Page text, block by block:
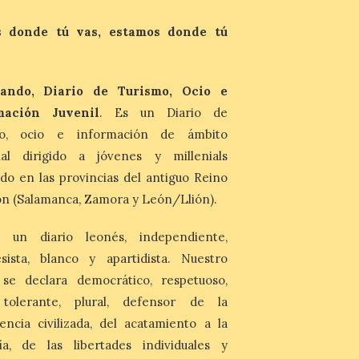
cumplido o cumplan 18
https://bonoculturajoven.gob.es/ hasta el
31 de octubre. Desde este año, los 400
euros del Bono pueden utilizarse tanto
para consumir productos culturales como
[…]
donde tú vas, estamos donde tú
Diario de Turismo, Ocio e
Juvenil. Es un Diario de
ocio e información de ámbito
dirigido a jóvenes y millenials
en las provincias del antiguo Reino
(Salamanca, Zamora y León/Llión).
un diario leonés, independiente,
blanco y apartidista. Nuestro
declara democrático, respetuoso,
tolerante, plural, defensor de la
civilizada, del acatamiento a la
de las libertades individuales y